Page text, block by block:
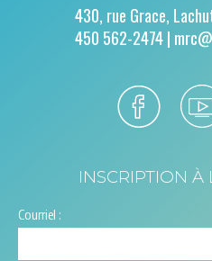
430, rue Grace,
450 562-2474 |
INSCRIPTION À
Courriel :